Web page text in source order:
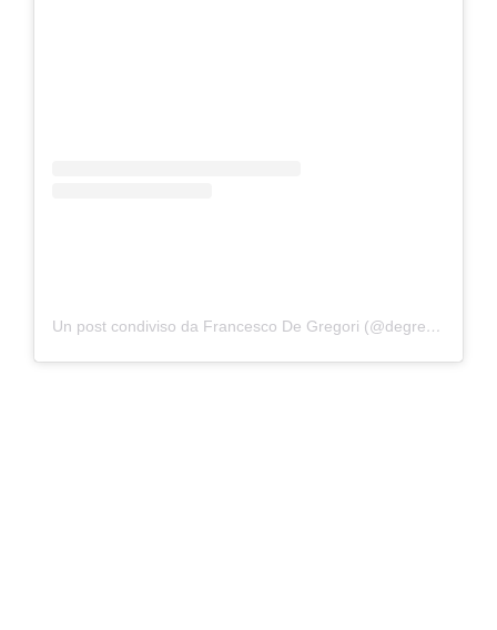
Un post condiviso da Francesco De Gregori (@degregoriofficial)